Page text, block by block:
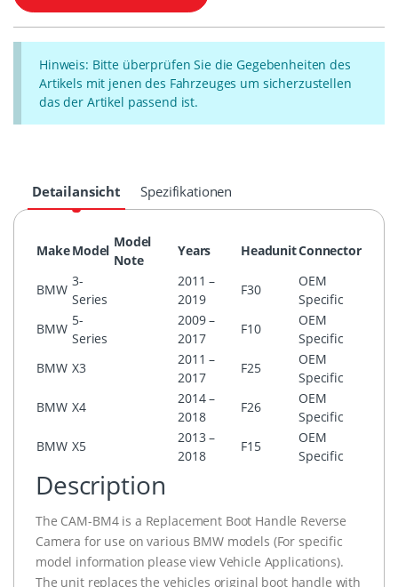
Hinweis: Bitte überprüfen Sie die Gegebenheiten des
Artikels mit jenen des Fahrzeuges um sicherzustellen
das der Artikel passend ist.
Detailansicht Spezifikationen
MakeModel
Model
Note
Years HeadunitConnector
BMW
3-
Series
2011 –
2019
F30
OEM
Specific
BMW
5-
Series
2009 –
2017
F10
OEM
Specific
BMW X3
2011 –
2017
F25
OEM
Specific
BMW X4
2014 –
2018
F26
OEM
Specific
BMW X5
2013 –
2018
F15
OEM
Specific
Description
The CAM-BM4 is a Replacement Boot Handle Reverse
Camera for use on various BMW models (For specific
model information please view Vehicle Applications).
The unit replaces the vehicles original boot handle with